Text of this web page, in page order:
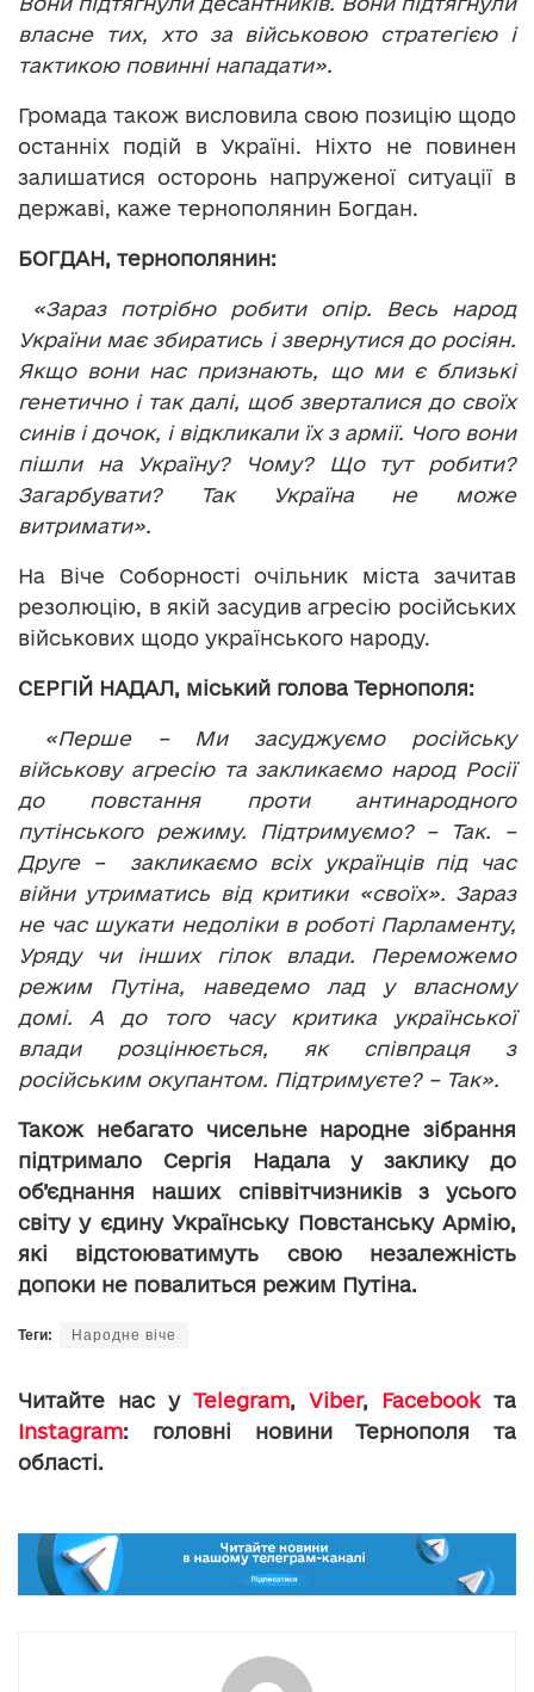
власне тих, хто за військовою стратегією і
тактикою повинні нападати».
Громада також висловила свою позицію щодо
останніх подій в Україні. Ніхто не повинен
залишатися осторонь напруженої ситуації в
державі, каже тернополянин Богдан.
БОГДАН, тернополянин:
«Зараз потрібно робити опір. Весь народ
України має збиратись і звернутися до росіян.
Якщо вони нас признають, що ми є близькі
генетично і так далі, щоб зверталися до своїх
синів і дочок, і відкликали їх з армії. Чого вони
пішли на Україну? Чому? Що тут робити?
Загарбувати? Так Україна не може
витримати».
На Віче Соборності очільник міста зачитав
резолюцію, в якій засудив агресію російських
військових щодо українського народу.
СЕРГІЙ НАДАЛ, міський голова Тернополя:
«Перше – Ми засуджуємо російську
військову агресію та закликаємо народ Росії
до повстання проти антинародного
путінського режиму. Підтримуємо? – Так. –
Друге – закликаємо всіх українців під час
війни утриматись від критики «своїх». Зараз
не час шукати недоліки в роботі Парламенту,
Уряду чи інших гілок влади. Переможемо
режим Путіна, наведемо лад у власному
домі. А до того часу критика української
влади розцінюється, як співпраця з
російським окупантом. Підтримуєте? – Так».
Також небагато чисельне народне зібрання
підтримало Сергія Надала у заклику до
об’єднання наших співвітчизників з усього
світу у єдину Українську Повстанську Армію,
які відстоюватимуть свою незалежність
допоки не повалиться режим Путіна.
Теги: Народне віче
Читайте нас у Telegram, Viber, Facebookта
Instagram: головні новини Тернополя та
області.